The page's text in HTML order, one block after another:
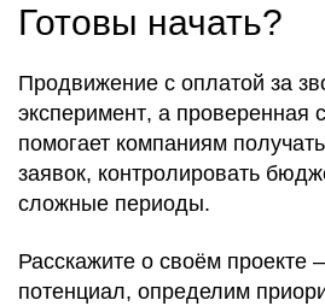
Готовы начать?
Продвижение с оплатой за
эксперимент, а проверенная
помогает компаниям получать
заявок, контролировать
сложные периоды.
Расскажите о своём проекте
потенциал, определим